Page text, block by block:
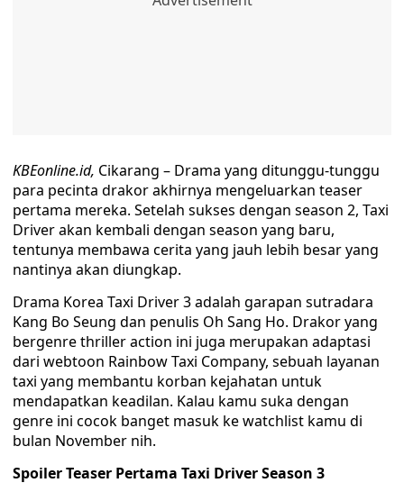
KBEonline.id, Cikarang – Drama yang ditunggu-tunggu
para pecinta drakor akhirnya mengeluarkan teaser
pertama mereka. Setelah sukses dengan season 2, Taxi
Driver akan kembali dengan season yang baru,
tentunya membawa cerita yang jauh lebih besar yang
nantinya akan diungkap.
Drama Korea Taxi Driver 3 adalah garapan sutradara
Kang Bo Seung dan penulis Oh Sang Ho. Drakor yang
bergenre thriller action ini juga merupakan adaptasi
dari webtoon Rainbow Taxi Company, sebuah layanan
taxi yang membantu korban kejahatan untuk
mendapatkan keadilan. Kalau kamu suka dengan
genre ini cocok banget masuk ke watchlist kamu di
bulan November nih.
Spoiler Teaser Pertama Taxi Driver Season 3